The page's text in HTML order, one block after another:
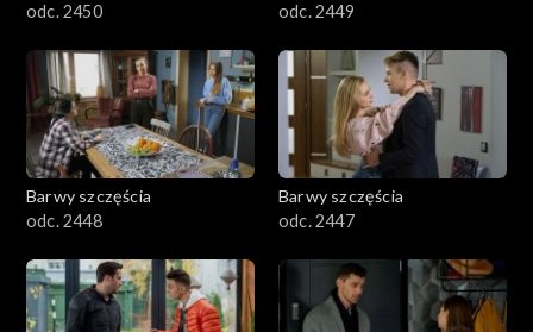
odc. 2450
odc. 2449
Barwy szczęścia
odc. 2448
Barwy szczęścia
odc. 2447